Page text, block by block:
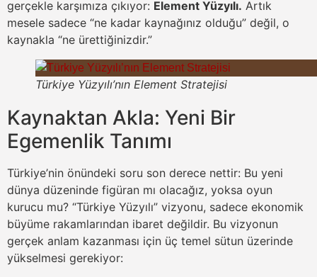
gerçekle karşımıza çıkıyor: Element Yüzyılı. Artık
mesele sadece “ne kadar kaynağınız olduğu” değil, o
kaynakla “ne ürettiğinizdir.”
Türkiye Yüzyılı’nın Element Stratejisi
Kaynaktan Akla: Yeni Bir
Egemenlik Tanımı
Türkiye’nin önündeki soru son derece nettir: Bu yeni
dünya düzeninde figüran mı olacağız, yoksa oyun
kurucu mu? “Türkiye Yüzyılı” vizyonu, sadece ekonomik
büyüme rakamlarından ibaret değildir. Bu vizyonun
gerçek anlam kazanması için üç temel sütun üzerinde
yükselmesi gerekiyor: